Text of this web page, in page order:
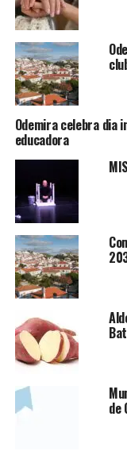
Odemira celebra dia
educadora
de